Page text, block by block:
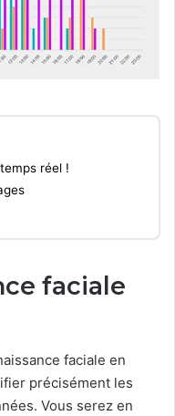
réel !
faciale
faciale en
précisément les
Vous serez en